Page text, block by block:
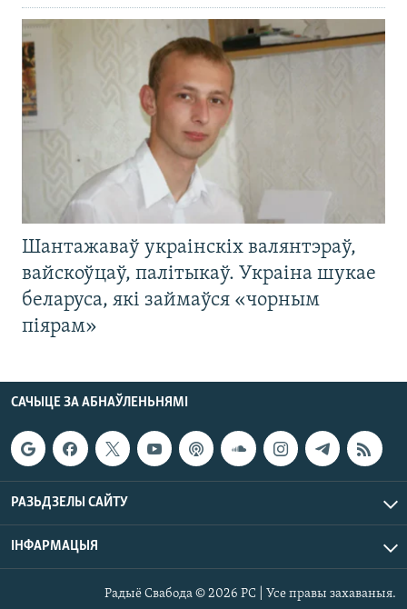
Шантажаваў украінскіх валянтэраў,
вайскоўцаў, палітыкаў. Украіна шукае
беларуса, які займаўся «чорным
піярам»
САЧЫЦЕ ЗА АБНАЎЛЕНЬНЯМІ
РАЗЬДЗЕЛЫ САЙТУ
ІНФАРМАЦЫЯ
Радыё Свабода © 2026 РС | Усе правы захаваныя.